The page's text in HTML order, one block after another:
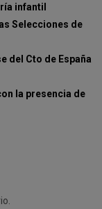
infantil
Selecciones de
del Cto de España
la presencia de